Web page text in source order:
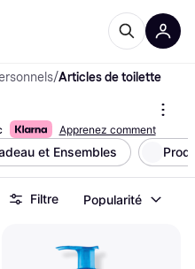
/Articles de toilette
Apprenez comment
et Ensembles
Filtre Popularité